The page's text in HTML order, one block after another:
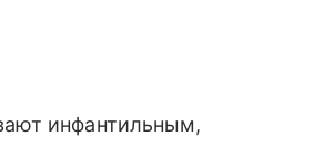
инфантильным,